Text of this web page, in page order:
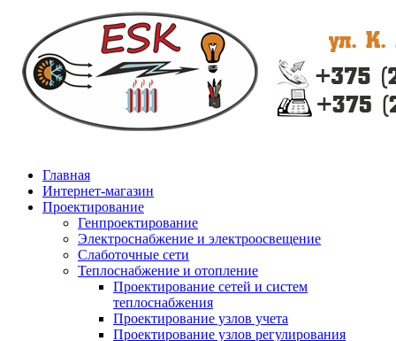
Главная
Интернет-магазин
Проектирование
Генпроектирование
Электроснабжение и электроосвещение
Слаботочные сети
Теплоснабжение и отопление
Проектирование сетей и систем
теплоснабжения
Проектирование узлов учета
Проектирование узлов регулирования